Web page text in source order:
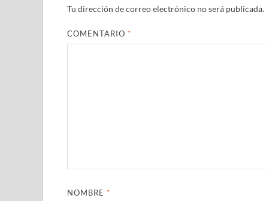
Tu dirección de correo electrónico no será publicada.
COMENTARIO *
NOMBRE *